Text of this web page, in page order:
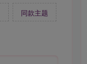
同款主题